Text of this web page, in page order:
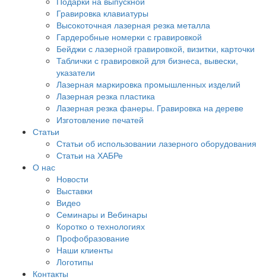
Гравировка клавиатуры
Высокоточная лазерная резка металла
Гардеробные номерки с гравировкой
Бейджи с лазерной гравировкой, визитки, карточки
Таблички с гравировкой для бизнеса, вывески,
указатели
Лазерная маркировка промышленных изделий
Лазерная резка пластика
Лазерная резка фанеры. Гравировка на дереве
Изготовление печатей
Статьи
Статьи об использовании лазерного оборудования
Статьи на ХАБРе
О нас
Новости
Выставки
Видео
Семинары и Вебинары
Коротко о технологиях
Профобразование
Наши клиенты
Логотипы
Контакты